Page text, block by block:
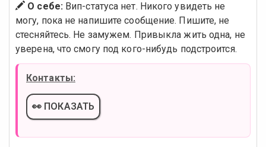
О себе:Вип-статуса нет. Никого увидеть не
могу, пока не напишите сообщение. Пишите, не
стесняйтесь. Не замужем. Привыкла жить одна, не
уверена, что смогу под кого-нибудь подстроится.
Контакты:
👀 ПОКАЗАТЬ